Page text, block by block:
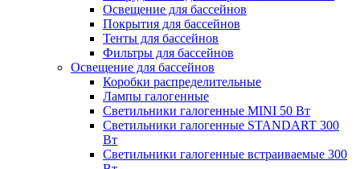
Освещение для бассейнов
Покрытия для бассейнов
Тенты для бассейнов
Фильтры для бассейнов
Освещение для бассейнов
Коробки распределительные
Лампы галогенные
Светильники галогенные MINI 50 Вт
Светильники галогенные STANDART 300
Вт
Светильники галогенные встраиваемые 300